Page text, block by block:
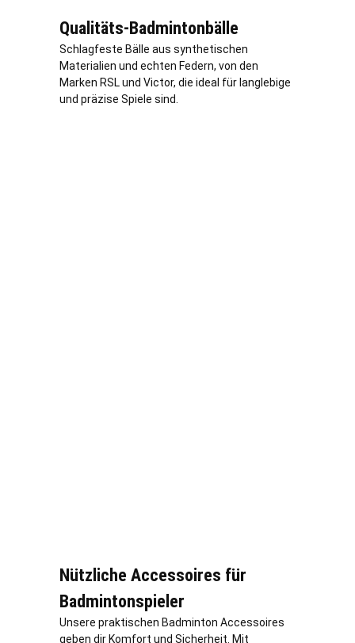
Qualitäts-Badmintonbälle
Schlagfeste Bälle aus synthetischen
Materialien und echten Federn, von den
Marken RSL und Victor, die ideal für langlebige
und präzise Spiele sind.
Nützliche Accessoires für
Badmintonspieler
Unsere praktischen Badminton Accessoires
geben dir Komfort und Sicherheit. Mit